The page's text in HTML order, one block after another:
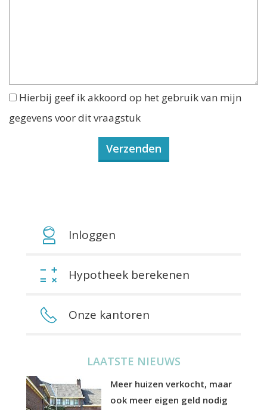
Hierbij geef ik akkoord op het gebruik van mijn
gegevens voor dit vraagstuk
Inloggen
Hypotheek berekenen
Onze kantoren
LAATSTE NIEUWS
Meer huizen verkocht, maar
ook meer eigen geld nodig